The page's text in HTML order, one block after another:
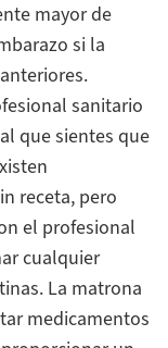
mayor de
si la
sanitario
que sientes que
receta, pero
el profesional
cualquier
La matrona
medicamentos